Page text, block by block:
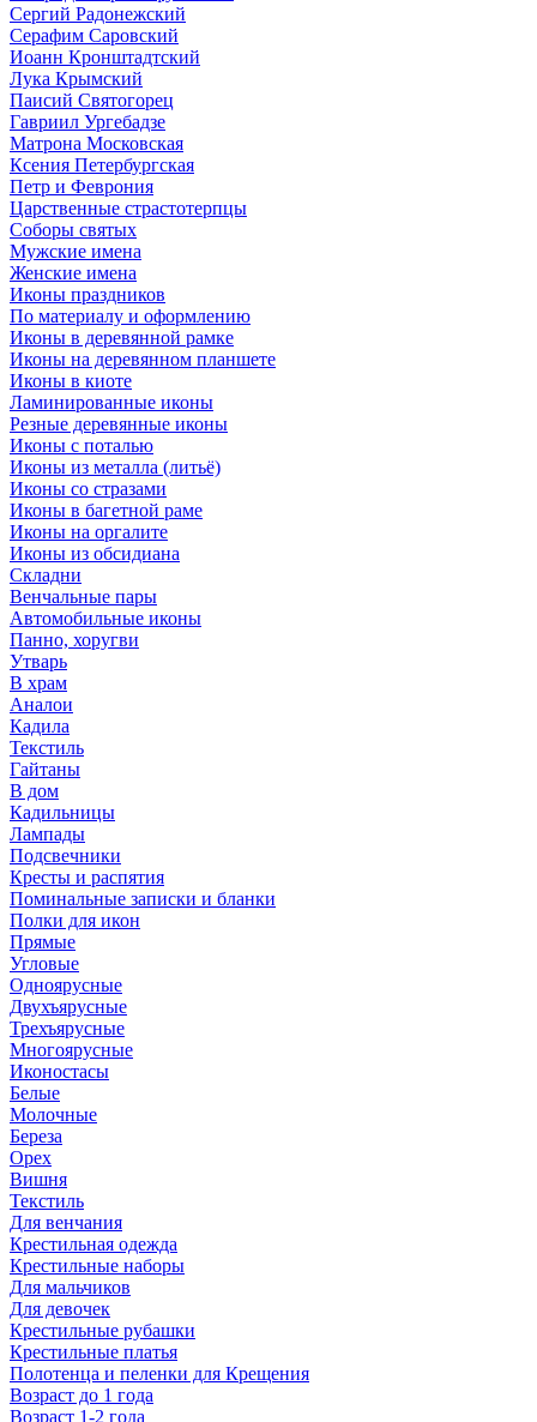
Сергий Радонежский
Серафим Саровский
Иоанн Кронштадтский
Лука Крымский
Паисий Святогорец
Гавриил Ургебадзе
Матрона Московская
Ксения Петербургская
Петр и Феврония
Царственные страстотерпцы
Соборы святых
Мужские имена
Женские имена
Иконы праздников
По материалу и оформлению
Иконы в деревянной рамке
Иконы на деревянном планшете
Иконы в киоте
Ламинированные иконы
Резные деревянные иконы
Иконы с поталью
Иконы из металла (литьё)
Иконы со стразами
Иконы в багетной раме
Иконы на оргалите
Иконы из обсидиана
Складни
Венчальные пары
Автомобильные иконы
Панно, хоругви
Утварь
В храм
Аналои
Кадила
Текстиль
Гайтаны
В дом
Кадильницы
Лампады
Подсвечники
Кресты и распятия
Поминальные записки и бланки
Полки для икон
Прямые
Угловые
Одноярусные
Двухъярусные
Трехъярусные
Многоярусные
Иконостасы
Белые
Молочные
Береза
Орех
Вишня
Текстиль
Для венчания
Крестильная одежда
Крестильные наборы
Для мальчиков
Для девочек
Крестильные рубашки
Крестильные платья
Полотенца и пеленки для Крещения
Возраст до 1 года
Возраст 1-2 года